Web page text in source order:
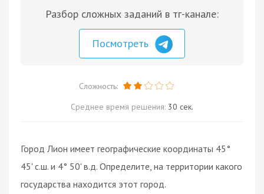
Разбор сложных заданий в тг-канале:
Посмотреть
Сложность:
Среднее время решения: 30 сек.
Город Лион имеет географические координаты 45°
45' с.ш. и 4° 50' в.д. Определите, на территории какого
государства находится этот город.